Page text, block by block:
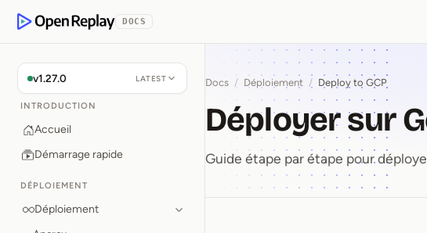
OpenReplay
DOCS
v1.27.0 LATEST
INTRODUCTION
Accueil
Démarrage rapide
DÉPLOIEMENT
Déploiement
Docs / Déploiement / Deploy to GCP
Déployer sur
Guide étape par étape pour